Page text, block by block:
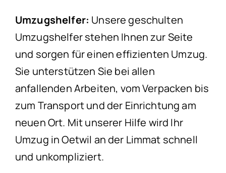
Umzugshelfer: Unsere geschulten
Umzugshelfer stehen Ihnen zur Seite
und sorgen für einen effizienten Umzug.
Sie unterstützen Sie bei allen
anfallenden Arbeiten, vom Verpacken bis
zum Transport und der Einrichtung am
neuen Ort. Mit unserer Hilfe wird Ihr
Umzug in Oetwil an der Limmat schnell
und unkompliziert.